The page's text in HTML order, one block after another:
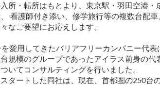
所・転所はもとより、東京駅・羽田空港・
看護師付き添い、修学旅行等の複数台配
なご要望にお応えします。
愛用してきたバリアフリーカンパニー代
規模のグループであったアイラス前身の
いてコンサルティングを行いました。
タートした同社は、現在、首都圏の250台